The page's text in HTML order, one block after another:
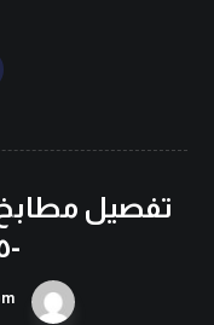
تفصيل مطابخ
-٠٥٥٠٦٤٥٨٤٥